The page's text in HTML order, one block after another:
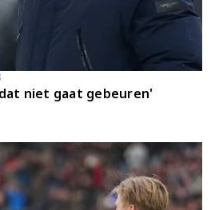
niet gaat gebeuren'